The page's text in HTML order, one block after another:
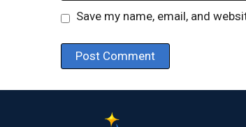
Save my name, email, and